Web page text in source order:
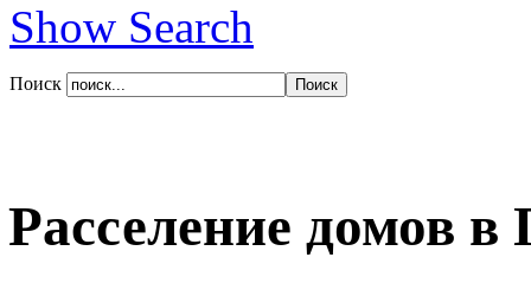
Show Search
Поиск
Расселение домов в